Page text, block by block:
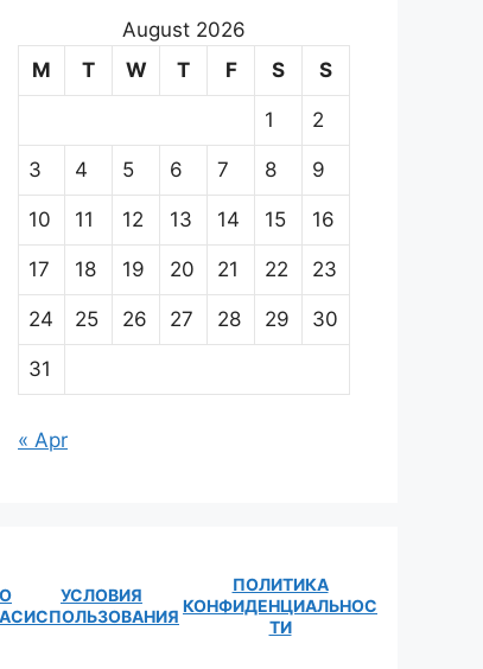
August 2026
M
T W T F S S
1 2
3 4 5 6 7 8 9
10 11 12 13 14 15 16
17 18 19 20 21 22 23
24 25 26 27 28 29 30
31
« Apr
О
УСЛОВИЯ
ИСПОЛЬЗОВАНИЯ
ПОЛИТИКА
КОНФИДЕНЦИАЛЬНОС
ТИ